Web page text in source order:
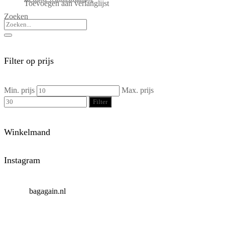
Toevoegen aan verlanglijst
Zoeken
Filter op prijs
Min. prijs Max. prijs
Filter
Winkelmand
Instagram
bagagain.nl